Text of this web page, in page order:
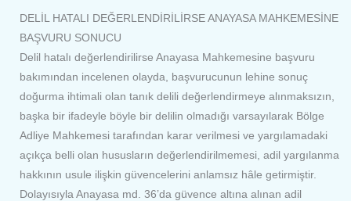
DELİL HATALI DEĞERLENDİRİLİRSE ANAYASA MAHKEMESİNE
BAŞVURU SONUCU
Delil hatalı değerlendirilirse Anayasa Mahkemesine başvuru
bakımından incelenen olayda, başvurucunun lehine sonuç
doğurma ihtimali olan tanık delili değerlendirmeye alınmaksızın,
başka bir ifadeyle böyle bir delilin olmadığı varsayılarak Bölge
Adliye Mahkemesi tarafından karar verilmesi ve yargılamadaki
açıkça belli olan hususların değerlendirilmemesi, adil yargılanma
hakkının usule ilişkin güvencelerini anlamsız hâle getirmiştir.
Dolayısıyla Anayasa md. 36’da güvence altına alınan adil